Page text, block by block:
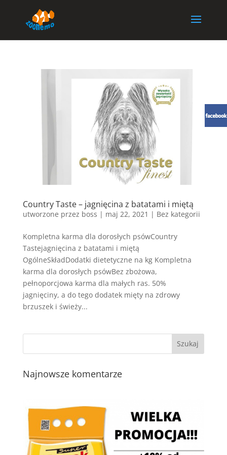
Country Taste – jagnięcina z batatami i miętą
utworzone przez boss | maj 22, 2021 | Bez kategorii
Kompletna karma dla dorosłych psówCountry
Tastejagnięcina z batatami i miętą
OgólneSkładDodatki dietetyczne na kg Kompletna
karma dla dorosłych psówBez zbożowa,
pełnoporcjowa karma dla małych ras. 50%
jagnięciny, a do tego dodatek mięty na zdrowy
brzuszek i świeży...
Najnowsze komentarze